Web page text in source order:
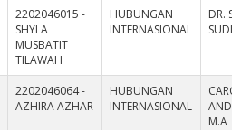
2202046015 -
SHYLA
MUSBATIT
TILAWAH
HUBUNGAN
INTERNASIONAL
DR.
2202046064 -
AZHIRA AZHAR
HUBUNGAN
INTERNASIONAL
M.A